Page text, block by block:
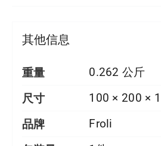
其他信息
重量 0.262 公斤
尺寸 100 × 200 ×
品牌 Froli